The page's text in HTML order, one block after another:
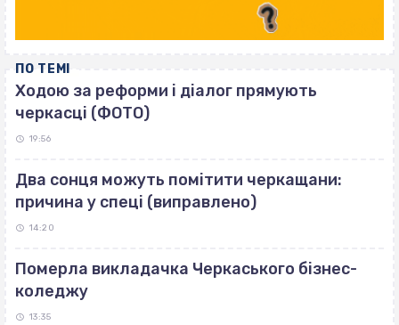
ПО ТЕМІ
Ходою за реформи і діалог прямують
черкасці (ФОТО)
19:56
Два сонця можуть помітити черкащани:
причина у спеці (виправлено)
14:20
Померла викладачка Черкаського бізнес-
коледжу
13:35